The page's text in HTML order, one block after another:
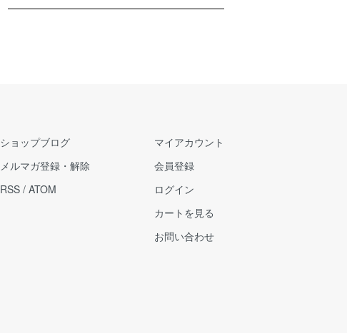
ショップブログ
メルマガ登録・解除
RSS / ATOM
マイアカウント
会員登録
ログイン
カートを見る
お問い合わせ